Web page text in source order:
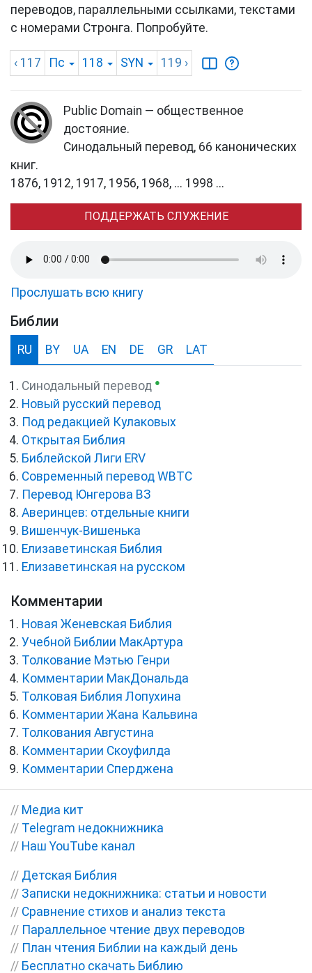
переводов, параллельными ссылками, текстами
с номерами Стронга. Попробуйте.
‹ 117 Пс 118 SYN 119 ›
Public Domain — общественное
достояние.
Синодальный перевод, 66 канонических
книг.
1876, 1912, 1917, 1956, 1968, ... 1998 ...
ПОДДЕРЖАТЬ СЛУЖЕНИЕ
Прослушать всю книгу
Библии
RU BY UA EN DE GR LAT
Синодальный перевод ●
Новый русский перевод
Под редакцией Кулаковых
Открытая Библия
Библейской Лиги ERV
Cовременный перевод WBTC
Перевод Юнгерова ВЗ
Аверинцев: отдельные книги
Вишенчук-Вишенька
Елизаветинская Библия
Елизаветинская на русском
Комментарии
Новая Женевская Библия
Учебной Библии МакАртура
Толкование Мэтью Генри
Комментарии МакДональда
Толковая Библия Лопухина
Комментарии Жана Кальвина
Толкования Августина
Комментарии Скоуфилда
Комментарии Сперджена
// Медиа кит
// Telegram недокнижника
// Наш YouTube канал
// Детская Библия
// Записки недокнижника: статьи и новости
// Сравнение стихов и анализ текста
// Параллельное чтение двух переводов
// План чтения Библии на каждый день
// Бесплатно скачать Библию